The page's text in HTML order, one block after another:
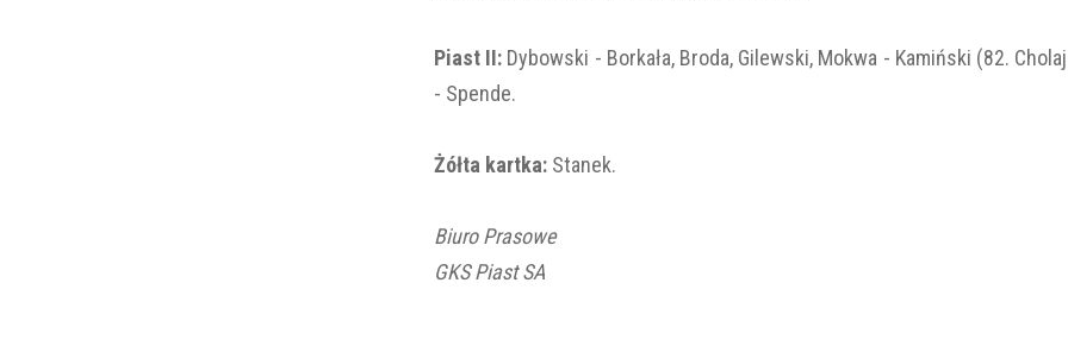
Piast II: Dybowski - Borkała, Broda, Gilewski, Mokwa - Kamiński (82.
- Spende.
Żółta kartka: Stanek.
Biuro Prasowe
GKS Piast SA